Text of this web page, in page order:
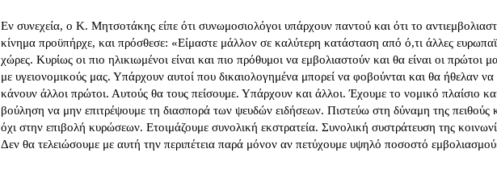
Εν συνεχεία, ο Κ. Μητσοτάκης είπε ότι συνωμοσιολόγοι υπάρχουν παντού και ότι το
κίνημα προϋπήρχε, και πρόσθεσε: «Είμαστε μάλλον σε καλύτερη κατάσταση από ό,τι άλλες
χώρες. Κυρίως οι πιο ηλικιωμένοι είναι και πιο πρόθυμοι να εμβολιαστούν και θα είναι οι πρώτοι
με υγειονομικούς μας. Υπάρχουν αυτοί που δικαιολογημένα μπορεί να φοβούνται και θα ήθελαν να
κάνουν άλλοι πρώτοι. Αυτούς θα τους πείσουμε. Υπάρχουν και άλλοι. Έχουμε το νομικό πλαίσιο
βούληση να μην επιτρέψουμε τη διασπορά των ψευδών ειδήσεων. Πιστεύω στη δύναμη της πειθούς
όχι στην επιβολή κυρώσεων. Ετοιμάζουμε συνολική εκστρατεία. Συνολική συστράτευση της
Δεν θα τελειώσουμε με αυτή την περιπέτεια παρά μόνον αν πετύχουμε υψηλό ποσοστό